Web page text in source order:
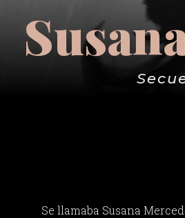
Se llamaba Susana